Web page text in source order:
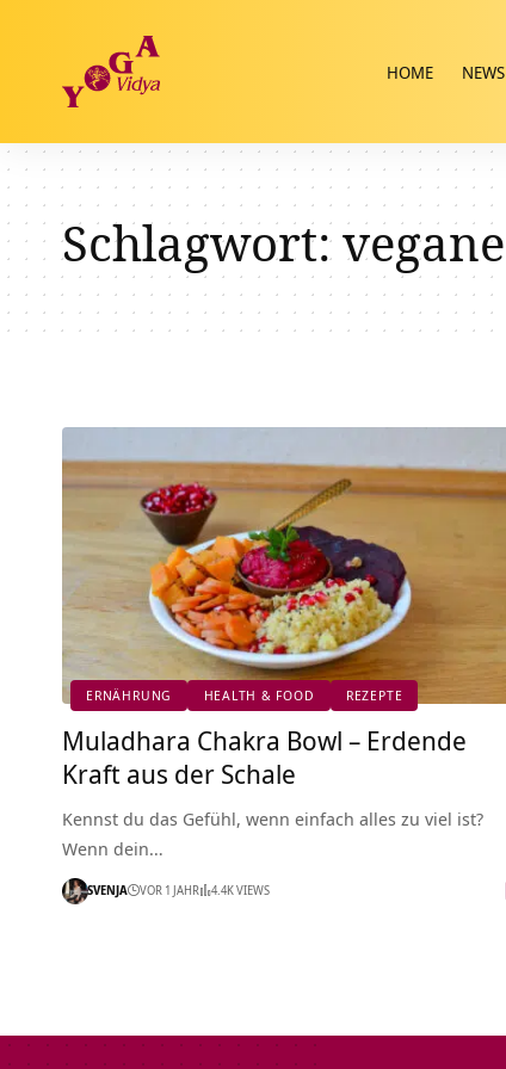
HOME NEWS
Schlagwort:
ERNÄHRUNG HEALTH & FOOD REZEPTE
Muladhara Chakra Bowl – Erdende
Kraft aus der Schale
Kennst du das Gefühl, wenn einfach alles zu viel ist?
Wenn dein…
SVENJA VOR 1 JAHR 4.4K VIEWS